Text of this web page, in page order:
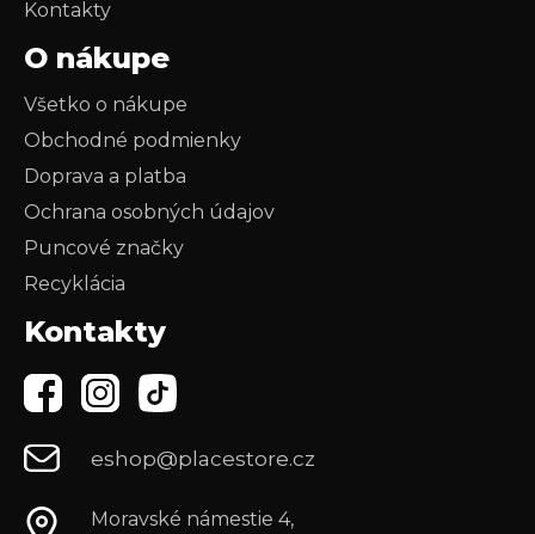
Kontakty
O nákupe
Všetko o nákupe
Obchodné podmienky
Doprava a platba
Ochrana osobných údajov
Puncové značky
Recyklácia
Kontakty
eshop@placestore.cz
Moravské námestie 4,